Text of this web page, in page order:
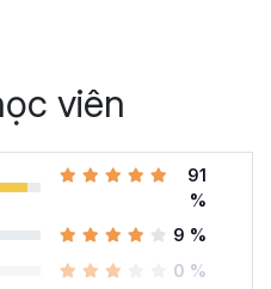
bắt đầu, trải nghiệm
viên
91
%
9 %
0 %